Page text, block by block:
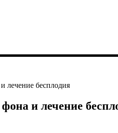
лечение бесплодия
и лечение